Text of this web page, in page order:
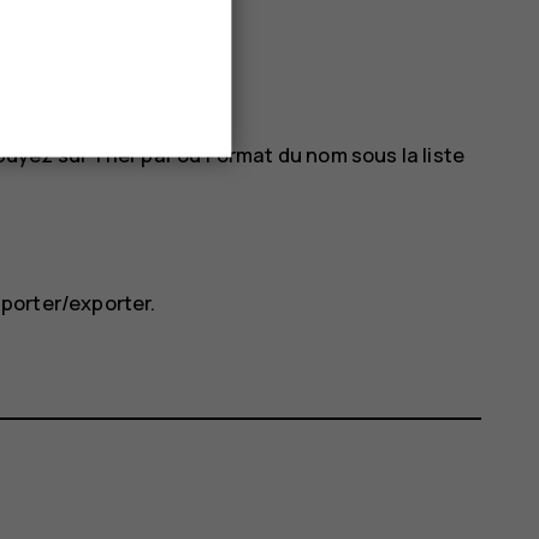
surTrier parouFormat du nom sous la liste
exporter.